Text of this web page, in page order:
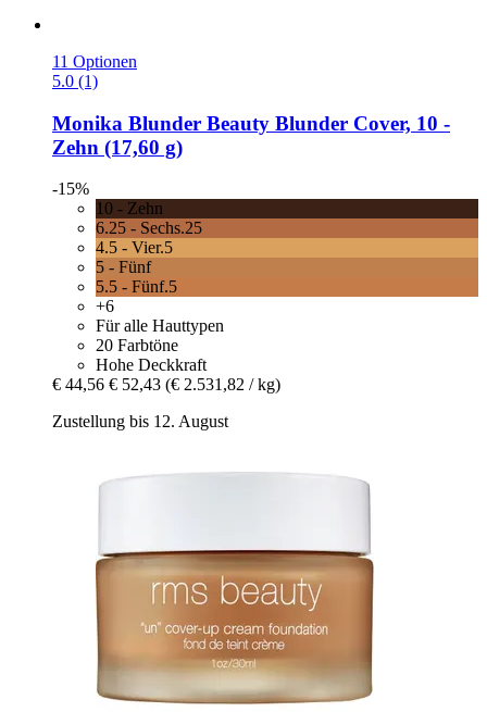
11 Optionen
5.0 (1)
Monika Blunder Beauty Blunder Cover, 10 -​
Zehn (17,60 g)
-15%
10 - Zehn
6.25 - Sechs.25
4.5 - Vier.5
5 - Fünf
5.5 - Fünf.5
+6
Für alle Hauttypen
20 Farbtöne
Hohe Deckkraft
€ 44,56 € 52,43 (€ 2.531,82 / kg)
Zustellung bis 12. August